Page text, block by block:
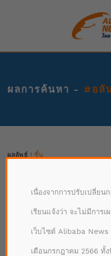
ผลการค้นหา - #อลั
ผลลัพธ์ 1 ชิ้น
เนื่องจากการปรับเปลี่ยน
เรียนแจ้งว่า จะไม่มีการ
เว็บไซต์ Alibaba
เดือนกรกฎาคม 2566 ทั้